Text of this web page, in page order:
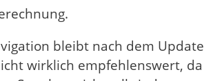
bleibt nach dem Update
wirklich empfehlenswert, da